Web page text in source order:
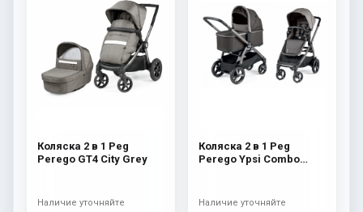
Коляска 2 в 1 Peg
Perego GT4 City Grey
Наличие уточняйте
Коляска 2 в 1 Peg
Perego Ypsi Combo
Наличие уточняйте